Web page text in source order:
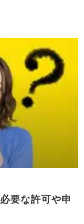
要な許可や申